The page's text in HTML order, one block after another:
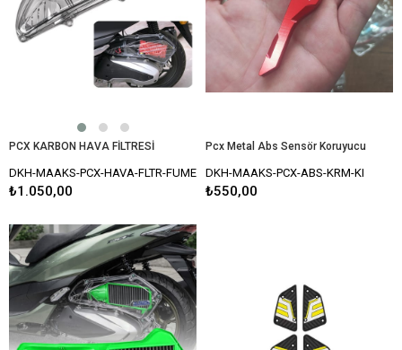
PCX KARBON HAVA FİLTRESİ
DKH-MAAKS-PCX-HAVA-FLTR-FUME
₺1.050,00
Pcx Metal Abs Sensör Koruyucu
DKH-MAAKS-PCX-ABS-KRM-KI
₺550,00